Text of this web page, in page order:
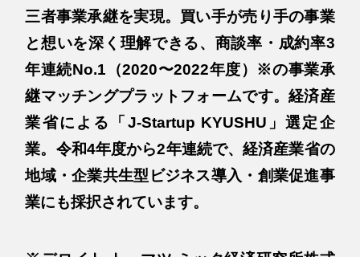
三者事業承継を実現。買い手が売り手の事業
と想いを深く理解できる、商談率・成約率3
年連続No.1（2020〜2022年度）※の事業承
継マッチングプラットフォームです。経済産
業省による「J-Startup KYUSHU」選定企
業。令和4年度から2年連続で、経済産業省の
地域・企業共生型ビジネス導入・創業促進事
業にも採択されています。